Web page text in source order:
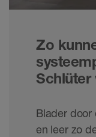
Zo
Schlüter
Blader door
en leer zo